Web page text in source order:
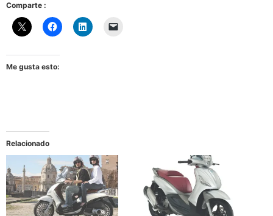
Comparte :
Me gusta esto:
Relacionado